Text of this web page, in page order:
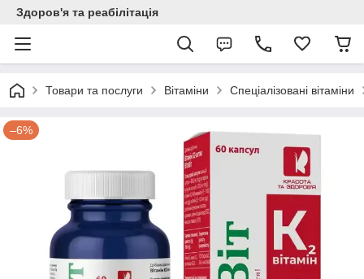
Здоров'я та реабілітація
Товари та послуги Вітаміни Спеціалізовані вітаміни
–6%